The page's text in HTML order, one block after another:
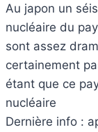
Au japon un
nucléaire du
sont assez
certainement
étant que ce
nucléaire
Dernière info :